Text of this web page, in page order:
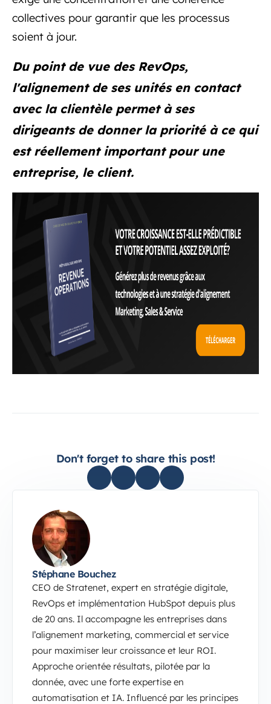
collectives pour garantir que les processus
soient à jour.
Du point de vue des RevOps,
l'alignement de ses unités en contact
avec la clientèle permet à ses
dirigeants de donner la priorité à ce qui
est réellement important pour une
entreprise, le client.
Don't forget to share this post!
Stéphane Bouchez
CEO de Stratenet, expert en stratégie digitale,
RevOps et implémentation HubSpot depuis plus
de 20 ans. Il accompagne les entreprises dans
l’alignement marketing, commercial et service
pour maximiser leur croissance et leur ROI.
Approche orientée résultats, pilotée par la
donnée, avec une forte expertise en
automatisation et IA. Influencé par les principes